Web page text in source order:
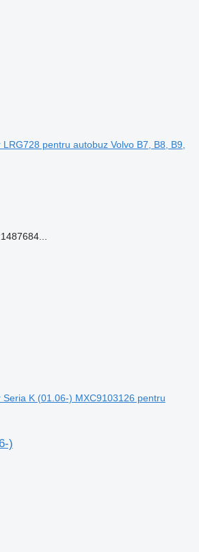
pentru autobuz Volvo B7, B8, B9,
K (01.06-) MXC9103126 pentru
)